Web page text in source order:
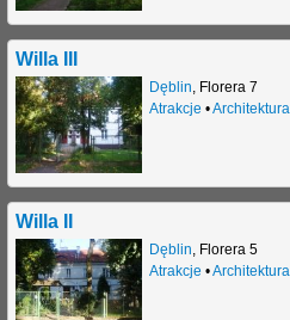
Willa III
Dęblin Florera 7
Atrakcje •Architektura
Willa II
Dęblin Florera 5
Atrakcje •Architektura